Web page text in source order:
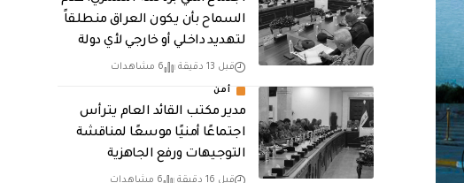
السماح بأن يكون العراق منطلقاً
لتهديد داخلي أو خارجي لأي دولة
قبل 13 دقيقة 6 مشاهدات
أمن
مدير مكتب القائد العام يترأس
اجتماعًا أمنيًا موسعًا لمناقشة
التوجيهات ورفع الجاهزية
قبل 16 دقيقة 6 مشاهدات